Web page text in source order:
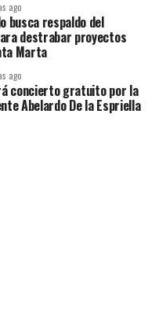
ago
busca respaldo del
destrabar proyectos
Marta
ago
concierto gratuito por la
Abelardo De la Espriella